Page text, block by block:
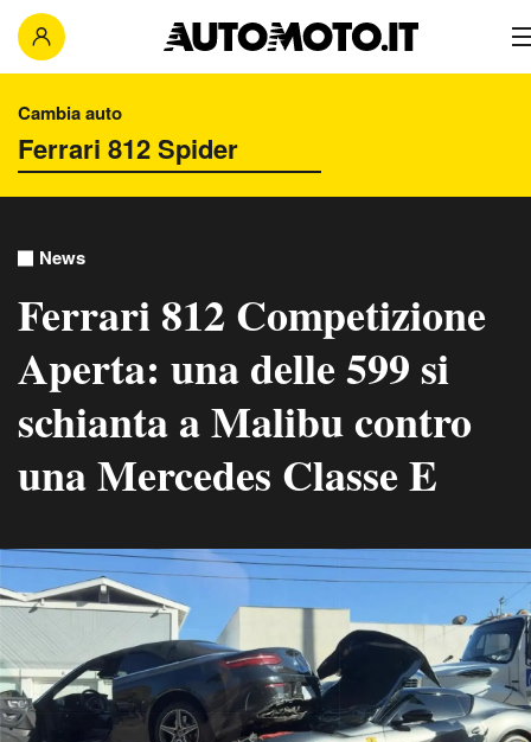
News
Ferrari 812 Competizione
Aperta: una delle 599 si
schianta a Malibu contro
una Mercedes Classe E
Cambia auto